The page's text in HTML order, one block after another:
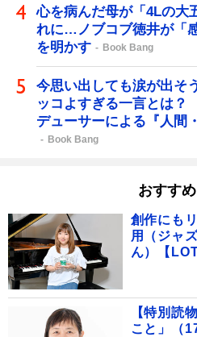
心を病んだ母が「4Lの大
れに…ノブコブ徳井が「
を明かす
Book Bang
今思い出しても涙が出そ
ッコよすぎる一言とは
デューサーによる『人間
Book Bang
おすすめ
創作にも
用（ジャ
ん）【
【特別読
こと」（